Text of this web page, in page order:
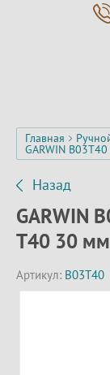
Главная
GARWIN
Назад
GARWIN
T40 30 мм
Артикул: B03T40